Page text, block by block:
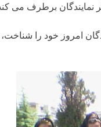
نمایندگان برطرف می
امروز خود را